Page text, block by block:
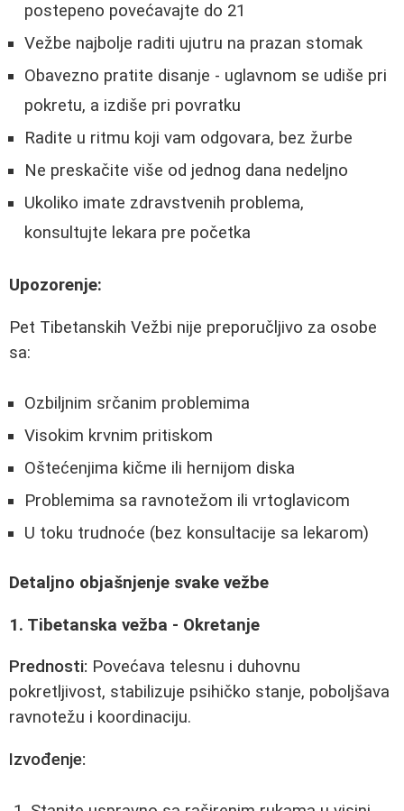
postepeno povećavajte do 21
Vežbe najbolje raditi ujutru na prazan stomak
Obavezno pratite disanje - uglavnom se udiše pri
pokretu, a izdiše pri povratku
Radite u ritmu koji vam odgovara, bez žurbe
Ne preskačite više od jednog dana nedeljno
Ukoliko imate zdravstvenih problema,
konsultujte lekara pre početka
Upozorenje:
Pet Tibetanskih Vežbi nije preporučljivo za osobe
sa:
Ozbiljnim srčanim problemima
Visokim krvnim pritiskom
Oštećenjima kičme ili hernijom diska
Problemima sa ravnotežom ili vrtoglavicom
U toku trudnoće (bez konsultacije sa lekarom)
Detaljno objašnjenje svake vežbe
1. Tibetanska vežba - Okretanje
Prednosti: Povećava telesnu i duhovnu
pokretljivost, stabilizuje psihičko stanje, poboljšava
ravnotežu i koordinaciju.
Izvođenje: